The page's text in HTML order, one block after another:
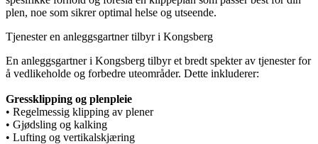
plen, noe som sikrer optimal helse og utseende.
Tjenester en anleggsgartner tilbyr i Kongsberg
En anleggsgartner i Kongsberg tilbyr et bredt spekter av tjenester for
å vedlikeholde og forbedre uteområder. Dette inkluderer:
Gressklipping og plenpleie
• Regelmessig klipping av plener
• Gjødsling og kalking
• Lufting og vertikalskjæring